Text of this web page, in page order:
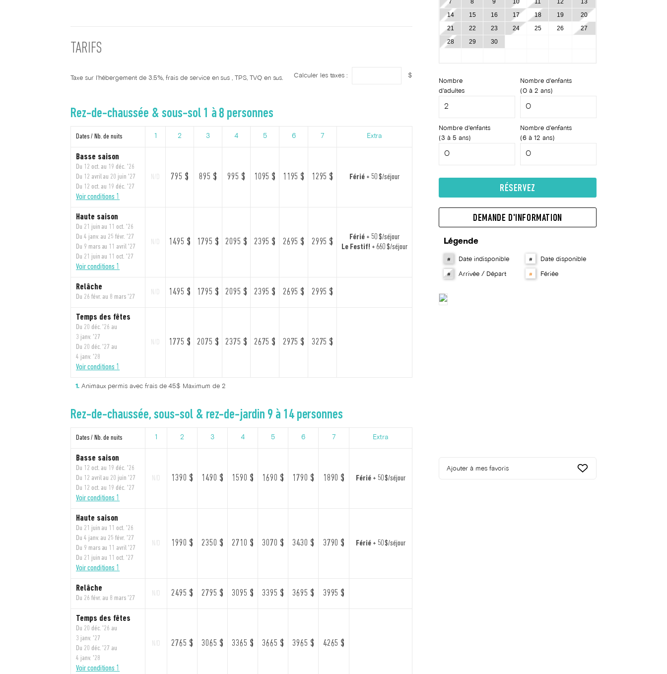
TARIFS
Taxe sur l'hébergement de 3.5%, frais de service en sus , TPS, TVQ en sus. Calculer les taxes : $
Rez-de-chaussée & sous-sol 1 à 8 personnes
Dates / Nb. de nuits 1 2 3 4 5 6 7 Extra
Basse saison
Du 12 oct. au 19 déc. '26
Du 12 avril au 20 juin '27
Du 12 oct. au 19 déc. '27
Voir conditions 1
795 $ 895 $ 995 $ 1095 $ 1195 $ 1295 $ Férié + 50 $/séjour
Haute saison
Du 21 juin au 11 oct. '26
Du 4 janv. au 25 févr. '27
Du 9 mars au 11 avril '27
Du 21 juin au 11 oct. '27
Voir conditions 1
1495 $ 1795 $ 2095 $ 2395 $ 2695 $ 2995 $ Férié + 50 $/séjour
Le Festif! + 660 $/séjour
Relâche
Du 26 févr. au 8 mars '27 1495 $ 1795 $ 2095 $ 2395 $ 2695 $ 2995 $
Temps des fêtes
Du 20 déc. '26 au
3 janv. '27
Du 20 déc. '27 au
4 janv. '28
Voir conditions 1
1775 $ 2075 $ 2375 $ 2675 $ 2975 $ 3275 $
Animaux permis avec frais de 45$ Maximum de 2
Rez-de-chaussée, sous-sol & rez-de-jardin 9 à 14 personnes
Dates / Nb. de nuits 1 2 3 4 5 6 7 Extra
Basse saison
Du 12 oct. au 19 déc. '26
Du 12 avril au 20 juin '27
Du 12 oct. au 19 déc. '27
Voir conditions 1
1390 $ 1490 $ 1590 $ 1690 $ 1790 $ 1890 $ Férié+ 50 $/séjour
Haute saison
Du 21 juin au 11 oct. '26
Du 4 janv. au 25 févr. '27
Du 9 mars au 11 avril '27
Du 21 juin au 11 oct. '27
Voir conditions 1
1990 $ 2350 $ 2710 $ 3070 $ 3430 $ 3790 $ Férié+ 50 $/séjour
Relâche
Du 26 févr. au 8 mars '27 2495 $ 2795 $ 3095 $ 3395 $ 3695 $ 3995 $
Temps des fêtes
Du 20 déc. '26 au
3 janv. '27
Du 20 déc. '27 au
4 janv. '28
Voir conditions 1
2765 $ 3065 $ 3365 $ 3665 $ 3965 $ 4265 $
14
15 16 17 18 19
20
21
22 23 24 25 26
27
28
29 30
Nombre
d'adultes
Nombre d'enfants
(0 à 2 ans)
Nombre d'enfants
(3 à 5 ans)
Nombre d'enfants
(6 à 12 ans)
RÉSERVEZ
DEMANDE D'INFORMATION
Légende
# Date indisponible # Date disponible
# Arrivée / Départ # Fériée
Ajouter à mes favoris